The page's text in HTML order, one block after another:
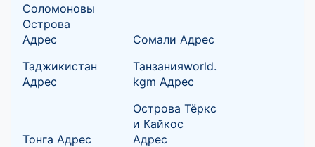
Соломоновы
Острова
Адрес
Сомали Адрес
Таджикистан
Адрес
Танзанияworld.
kgm Адрес
Тонга Адрес
Острова Тёркс
и Кайкос
Адрес